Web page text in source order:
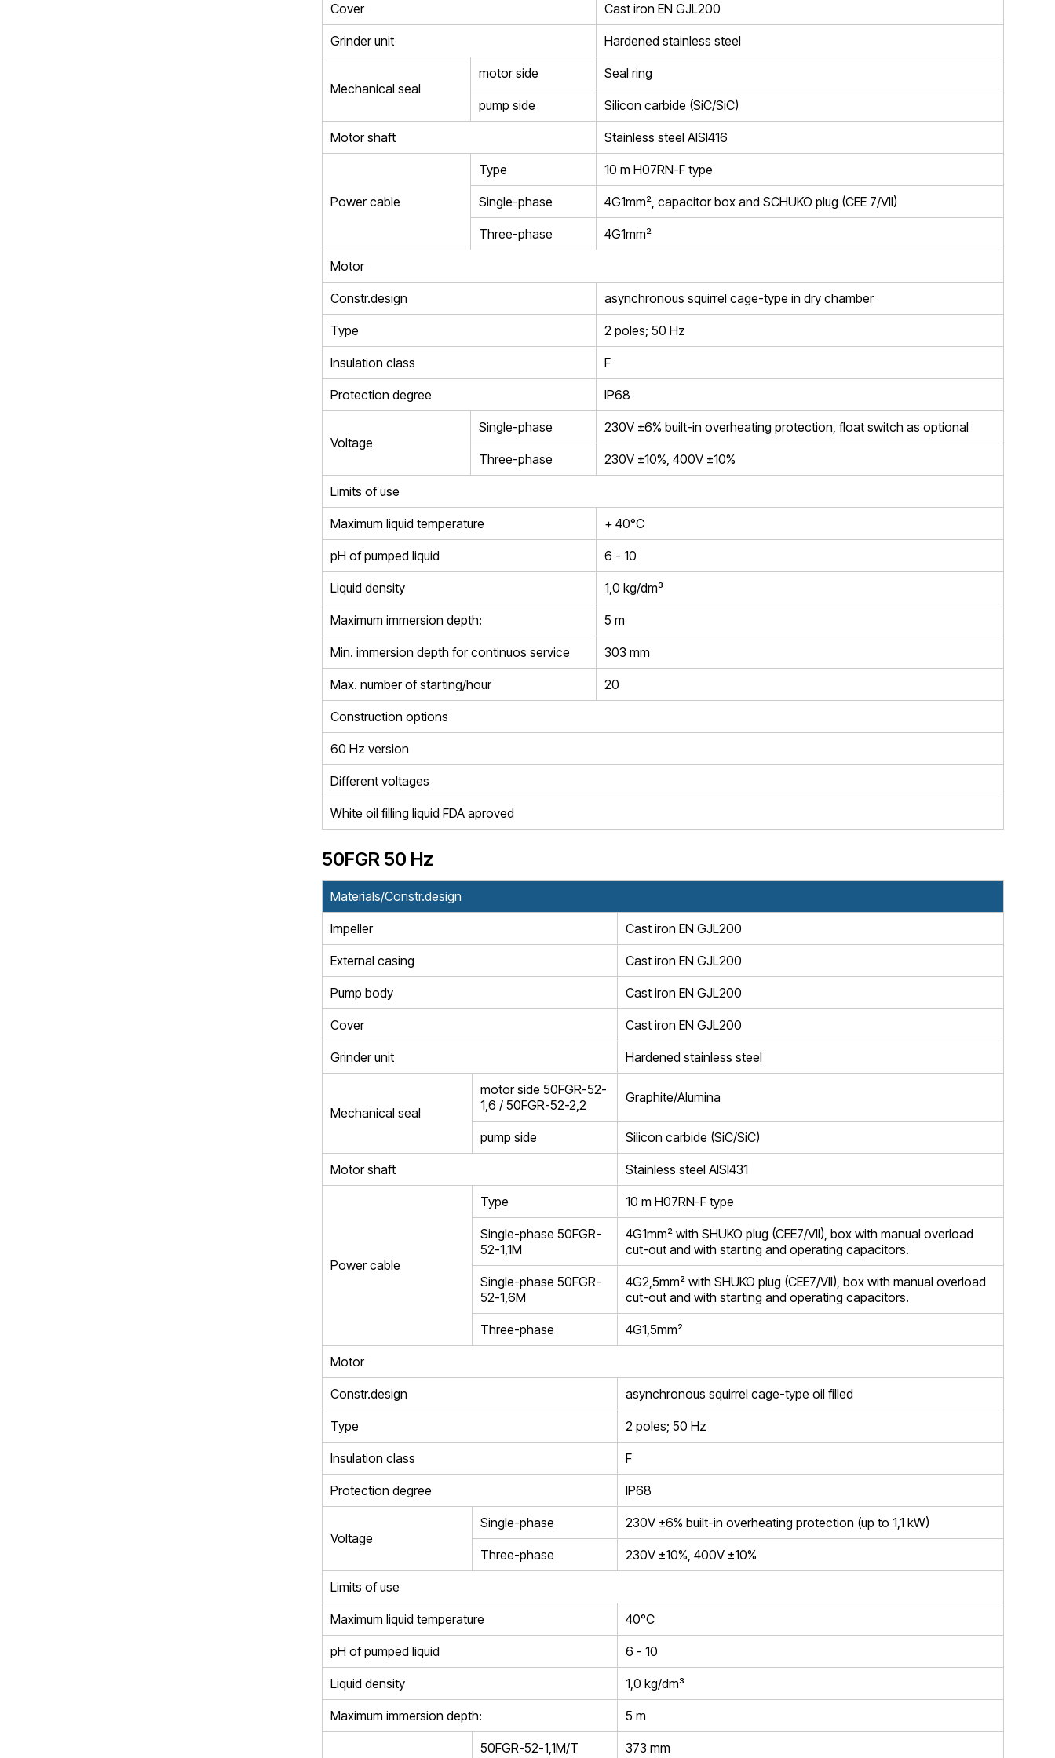
Cover Cast iron EN GJL200
Grinder unit Hardened stainless steel
Mechanical seal
motor side Seal ring
pump side Silicon carbide (SiC/SiC)
Motor shaft Stainless steel AISI416
Power cable
Type 10 m H07RN-F type
Single-phase 4G1mm², capacitor box and SCHUKO plug (CEE 7/VII)
Three-phase 4G1mm²
Motor
Constr.design asynchronous squirrel cage-type in dry chamber
Type 2 poles; 50 Hz
Insulation class F
Protection degree IP68
Voltage
Single-phase 230V ±6% built-in overheating protection, float switch as optional
Three-phase 230V ±10%, 400V ±10%
Limits of use
Maximum liquid temperature + 40°C
pH of pumped liquid 6 - 10
Liquid density 1,0 kg/dm³
Maximum immersion depth: 5 m
Min. immersion depth for continuos service 303 mm
Max. number of starting/hour 20
Construction options
60 Hz version
Different voltages
White oil filling liquid FDA aproved
50FGR 50 Hz
Materials/Constr.design
Impeller Cast iron EN GJL200
External casing Cast iron EN GJL200
Pump body Cast iron EN GJL200
Cover Cast iron EN GJL200
Grinder unit Hardened stainless steel
Mechanical seal
motor side 50FGR-52-
1,6 / 50FGR-52-2,2
Graphite/Alumina
pump side Silicon carbide (SiC/SiC)
Motor shaft Stainless steel AISI431
Power cable
Type 10 m H07RN-F type
Single-phase 50FGR-
52-1,1M
4G1mm² with SHUKO plug (CEE7/VII), box with manual overload
cut-out and with starting and operating capacitors.
Single-phase 50FGR-
52-1,6M
4G2,5mm² with SHUKO plug (CEE7/VII), box with manual overload
cut-out and with starting and operating capacitors.
Three-phase 4G1,5mm²
Motor
Constr.design asynchronous squirrel cage-type oil filled
Type 2 poles; 50 Hz
Insulation class F
Protection degree IP68
Voltage
Single-phase 230V ±6% built-in overheating protection (up to 1,1 kW)
Three-phase 230V ±10%, 400V ±10%
Limits of use
Maximum liquid temperature 40°C
pH of pumped liquid 6 - 10
Liquid density 1,0 kg/dm³
Maximum immersion depth: 5 m
50FGR-52-1,1M/T 373 mm